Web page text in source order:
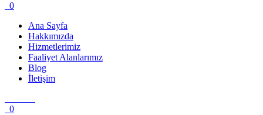
0
Ana Sayfa
Hakkımızda
Hizmetlerimiz
Faaliyet Alanlarımız
Blog
İletişim
0